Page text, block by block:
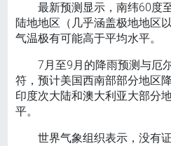
最新预测显示，南纬60度
陆地地区（几乎涵盖极地地区
气温极有可能高于平均水平。
7月至9月的降雨预测与厄
符，预计美国西南部部分地区
印度次大陆和澳大利亚大部分
平。
世界气象组织表示，没有